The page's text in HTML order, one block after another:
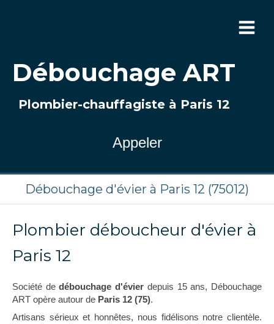
Débouchage ART
Plombier-chauffagiste à Paris 12
Appeler
Débouchage d'évier à Paris 12 (75012)
Plombier déboucheur d'évier à
Paris 12
Société dedébouchage d'évier depuis 15 ans, Débouchage
ART opère autour de Paris 12 (75).
Artisans sérieux et honnêtes, nous fidélisons notre clientèle.